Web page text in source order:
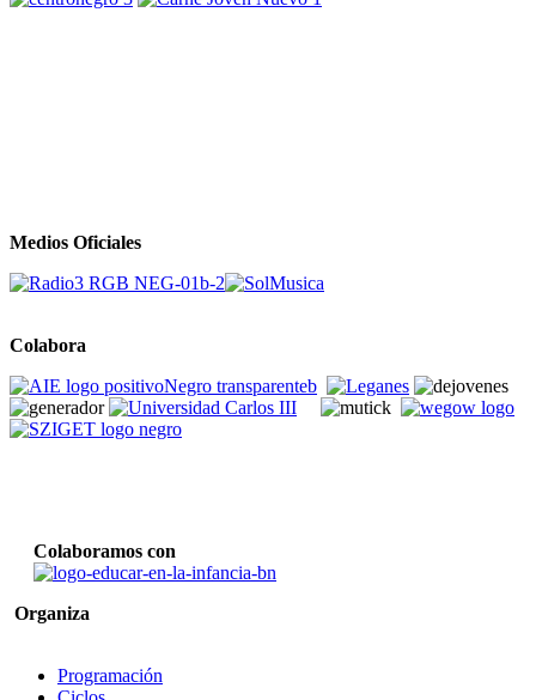
Medios Oficiales
Colabora
Colaboramos con
Organiza
Programación